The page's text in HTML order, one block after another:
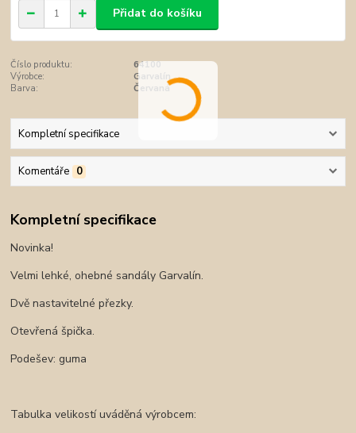
Přidat do košíku
Číslo produktu:
64100
Výrobce:
Garvalín
Barva:
Červaná
Kompletní specifikace
Komentáře 0
Kompletní specifikace
Novinka!
Velmi lehké, ohebné sandály Garvalín.
Dvě nastavitelné přezky.
Otevřená špička.
Podešev: guma
Tabulka velikostí uváděná výrobcem: